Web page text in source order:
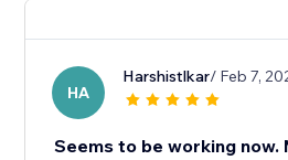
HA
Harshistlkar/ Feb 7,
Seems to be working now.